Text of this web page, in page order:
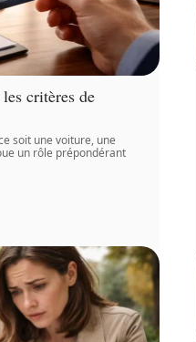
critères de
soit une voiture, une
un rôle prépondérant